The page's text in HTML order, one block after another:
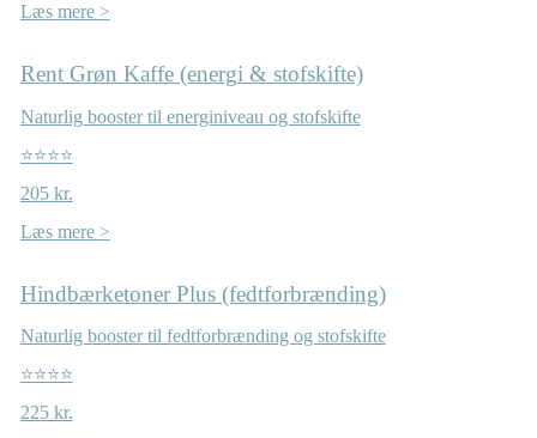
Læs mere >
Rent Grøn Kaffe (energi & stofskifte)
Naturlig booster til energiniveau og stofskifte
⭐⭐⭐⭐
205 kr.
Læs mere >
Hindbærketoner Plus (fedtforbrænding)
Naturlig booster til fedtforbrænding og stofskifte
⭐⭐⭐⭐
225 kr.